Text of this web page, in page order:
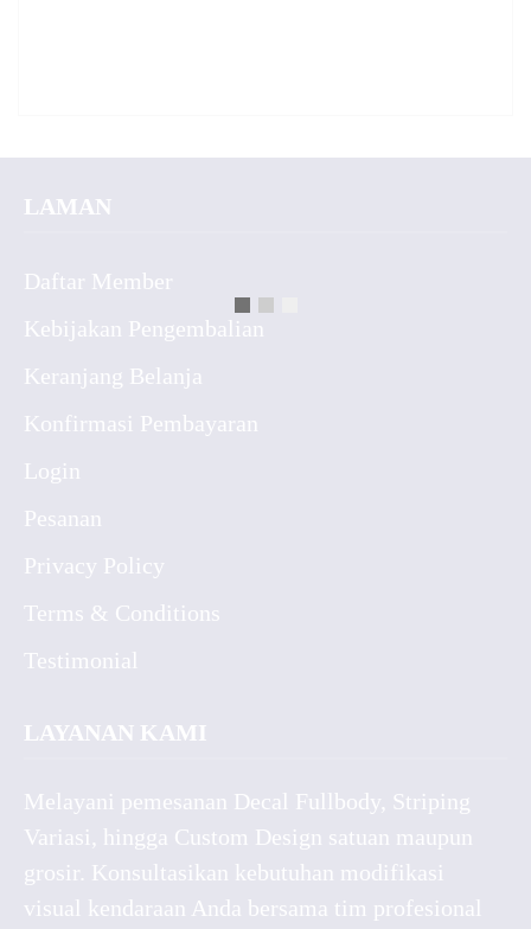
LAMAN
Daftar Member
Kebijakan Pengembalian
Keranjang Belanja
Konfirmasi Pembayaran
Login
Pesanan
Privacy Policy
Terms & Conditions
Testimonial
LAYANAN KAMI
Melayani pemesanan Decal Fullbody, Striping
Variasi, hingga Custom Design satuan maupun
grosir. Konsultasikan kebutuhan modifikasi
visual kendaraan Anda bersama tim profesional